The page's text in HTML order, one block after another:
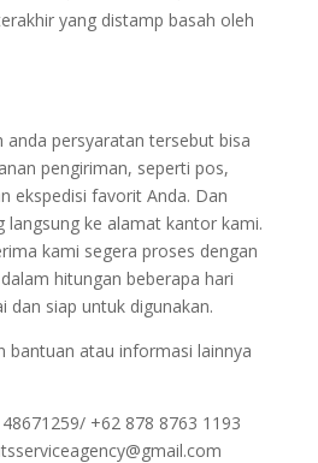
yang distamp basah oleh
persyaratan tersebut bisa
pengiriman, seperti pos,
ekspedisi favorit Anda. Dan
langsung ke alamat kantor kami.
kami segera proses dengan
hitungan beberapa hari
dan siap untuk digunakan.
bantuan atau informasi lainnya
+62 878 8763 1193